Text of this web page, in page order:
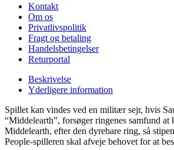
Kontakt
Om os
Privatlivspolitik
Fragt og betaling
Handelsbetingelser
Returportal
Beskrivelse
Yderligere information
Spillet kan vindes ved en militær sejr, hvis
“Middelearth”, forsøger ringenes samfund
Middelearth, efter den dyrebare ring, så
People-spilleren skal afveje behovet for at